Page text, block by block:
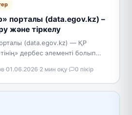
порталы (data.egov.kz) –
және тіркелу
(data.egov.kz) — ҚР
дербес элементі болып
бастамасымен жасалған
мемлекеттік органдар
·01.06.2026·2 мин оқу· 0 пікір